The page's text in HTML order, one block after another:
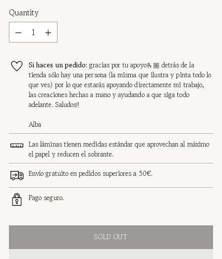
Quantity
Quantity
Si haces un pedido:gracias por tu apoyo🫰🏼 detrás de la
tienda sólo hay una persona (la misma que ilustra y pinta todo lo
que ves) por lo que estarás apoyando directamente mi trabajo,
las creaciones hechas a mano y ayudando a que siga todo
adelante. Saludos!!
Alba
Las láminas tienen medidas estándar que aprovechan al máximo
el papel y reducen el sobrante.
Envío gratuito en pedidos superiores a 50€.
Pago seguro.
SOLD OUT